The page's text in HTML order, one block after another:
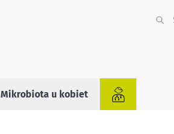
Mikrobiota u kobiet